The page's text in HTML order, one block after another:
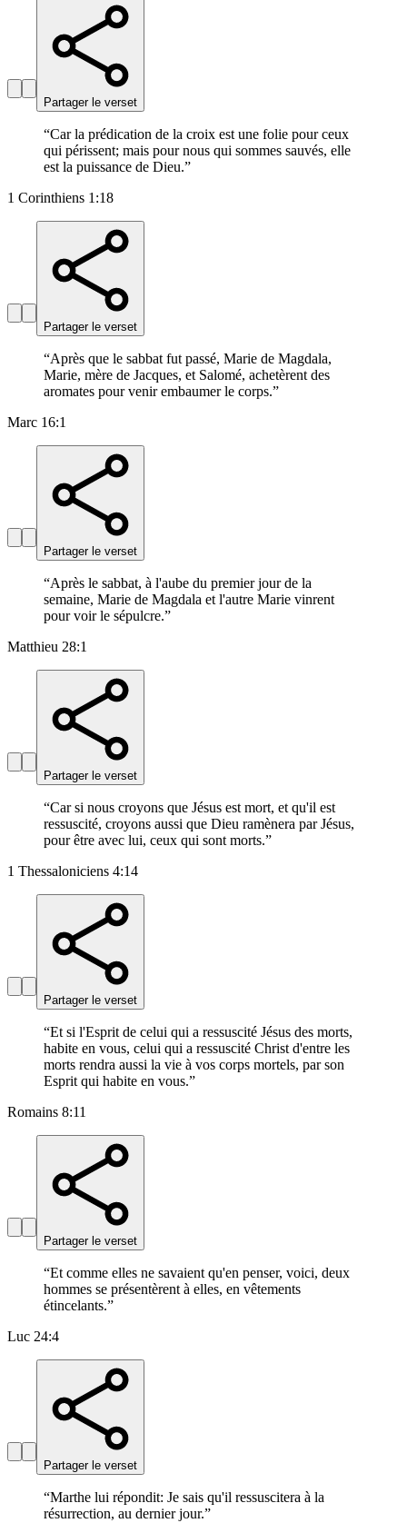
Partager le verset
“Car la prédication de la croix est une folie pour ceux
qui périssent; mais pour nous qui sommes sauvés, elle
est la puissance de Dieu.”
1 Corinthiens 1:18
Partager le verset
“Après que le sabbat fut passé, Marie de Magdala,
Marie, mère de Jacques, et Salomé, achetèrent des
aromates pour venir embaumer le corps.”
Marc 16:1
Partager le verset
“Après le sabbat, à l'aube du premier jour de la
semaine, Marie de Magdala et l'autre Marie vinrent
pour voir le sépulcre.”
Matthieu 28:1
Partager le verset
“Car si nous croyons que Jésus est mort, et qu'il est
ressuscité, croyons aussi que Dieu ramènera par Jésus,
pour être avec lui, ceux qui sont morts.”
1 Thessaloniciens 4:14
Partager le verset
“Et si l'Esprit de celui qui a ressuscité Jésus des morts,
habite en vous, celui qui a ressuscité Christ d'entre les
morts rendra aussi la vie à vos corps mortels, par son
Esprit qui habite en vous.”
Romains 8:11
Partager le verset
“Et comme elles ne savaient qu'en penser, voici, deux
hommes se présentèrent à elles, en vêtements
étincelants.”
Luc 24:4
Partager le verset
“Marthe lui répondit: Je sais qu'il ressuscitera à la
résurrection, au dernier jour.”